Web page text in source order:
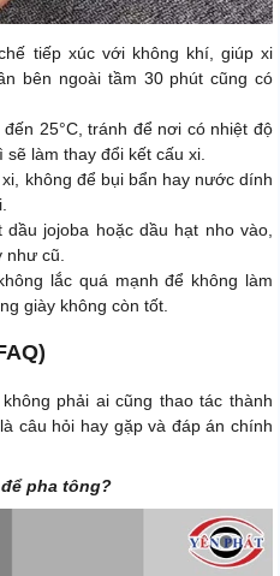
tiếp xúc với không khí, giúp xi
bên ngoài tầm 30 phút cũng có
25°C, tránh để nơi có nhiệt độ
sẽ làm thay đổi kết cấu xi.
không để bụi bẩn hay nước dính
jojoba hoặc dầu hạt nho vào,
như cũ.
lắc quá mạnh để không làm
giày không còn tốt.
phải ai cũng thao tác thành
câu hỏi hay gặp và đáp án chính
pha tông?